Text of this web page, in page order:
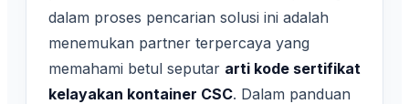
dalam proses pencarian solusi ini adalah
menemukan partner terpercaya yang
memahami betul seputar arti kode sertifikat
kelayakan kontainer CSC. Dalam panduan